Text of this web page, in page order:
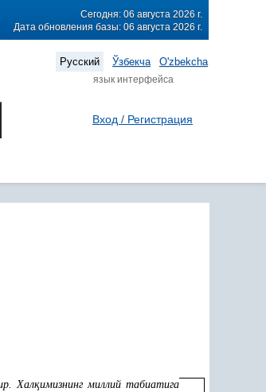
Сегодня: 06 августа 2026 г.
Дата обновления базы: 06 августа 2026 г.
Русский Ўзбекча O'zbekcha
язык интерфейса
Вход / Регистрация
Халқимизнинг миллий табиатига